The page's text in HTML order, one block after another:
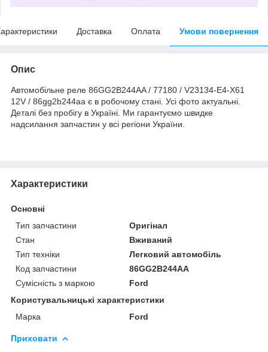
Доставка Оплата Умови повернення
Опис
Автомобільне реле 86GG2B244AA / 77180 / V23134-E4-X61
12V / 86gg2b244aa є в робочому стані. Усі фото актуальні.
Деталі без пробігу в Україні. Ми гарантуємо швидке
надсилання запчастин у всі регіони України.
Характеристики
Основні
Тип запчастини
Оригінал
Стан
Вживаний
Тип техніки
Легковий автомобіль
Код запчастини
86GG2B244AA
Сумісність з маркою
Ford
Користувальницькі характеристики
Марка
Ford
Приховати